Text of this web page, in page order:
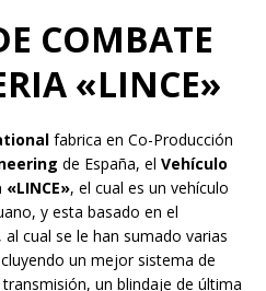
COMBATE
«LINCE»
fabrica en Co-Producción
de España, el Vehículo
, el cual es un vehículo
y esta basado en el
cual se le han sumado varias
un mejor sistema de
un blindaje de última